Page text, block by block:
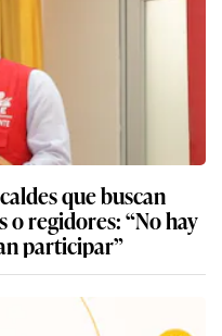
que buscan
regidores: “No hay
participar”